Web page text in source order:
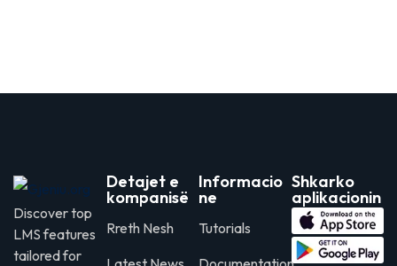
Discover top
LMS features
tailored for
Detajet e
kompanisë
Rreth Nesh
Informacio
ne
Tutorials
Shkarko
aplikacionin